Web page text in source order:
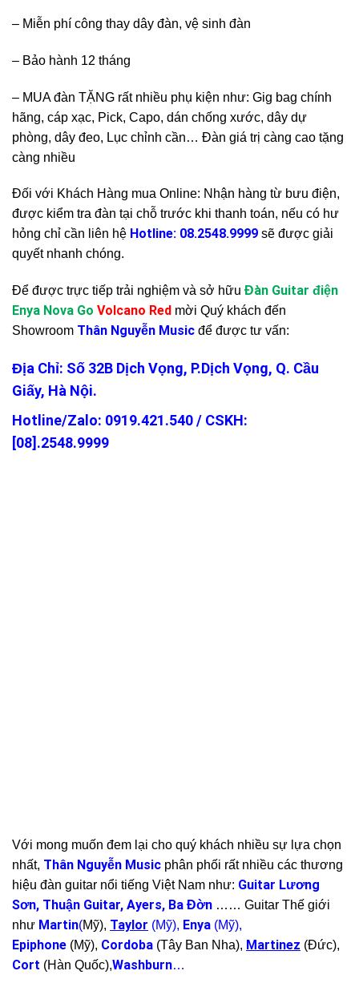
– Miễn phí công thay dây đàn, vệ sinh đàn
– Bảo hành 12 tháng
– MUA đàn TẶNG rất nhiều phụ kiện như: Gig bag chính
hãng, cáp xạc, Pick, Capo, dán chống xước, dây dự
phòng, dây đeo, Lục chỉnh cần… Đàn giá trị càng cao tặng
càng nhiều
Đối với Khách Hàng mua Online: Nhận hàng từ bưu điện,
được kiểm tra đàn tại chỗ trước khi thanh toán, nếu có hư
hỏng chỉ cần liên hệ Hotline: 08.2548.9999 sẽ được giải
quyết nhanh chóng.
Để được trực tiếp trải nghiệm và sở hữu Đàn Guitar điện
Enya Nova Go Volcano Red mời Quý khách đến
Showroom Thân Nguyễn Music để được tư vấn:
Địa Chỉ: Số 32B Dịch Vọng, P.Dịch Vọng, Q. Cầu
Giấy, Hà Nội.
Hotline/Zalo: 0919.421.540 / CSKH:
[08].2548.9999
Với mong muốn đem lại cho quý khách nhiều sự lựa chọn
nhất, Thân Nguyễn Music phân phối rất nhiều các thương
hiệu đàn guitar nổi tiếng Việt Nam như: Guitar Lương
Sơn, Thuận Guitar, Ayers, Ba Đờn …… Guitar Thế giới
như Martin(Mỹ), Taylor (Mỹ), Enya (Mỹ),
Epiphone (Mỹ), Cordoba (Tây Ban Nha), Martinez (Đức),
Cort (Hàn Quốc),Washburn…